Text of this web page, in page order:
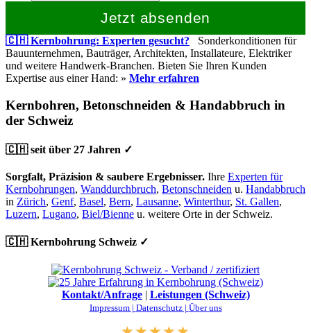
Jetzt absenden
🇨🇭 Kernbohrung: Experten gesucht? Sonderkonditionen für
Bauunternehmen, Bauträger, Architekten, Installateure, Elektriker
und weitere Handwerk-Branchen. Bieten Sie Ihren Kunden
Expertise aus einer Hand: » Mehr erfahren
Kernbohren, Betonschneiden & Handabbruch in
der Schweiz
🇨🇭 seit über 27 Jahren ✓
Sorgfalt, Präzision & saubere Ergebnisser. Ihre Experten für
Kernbohrungen, Wanddurchbruch, Betonschneiden u. Handabbruch
in Zürich, Genf, Basel, Bern, Lausanne, Winterthur, St. Gallen,
Luzern, Lugano, Biel/Bienne u. weitere Orte in der Schweiz.
🇨🇭 Kernbohrung Schweiz ✓
Kontakt/Anfrage| Leistungen (Schweiz)
Impressum | Datenschutz | Über uns